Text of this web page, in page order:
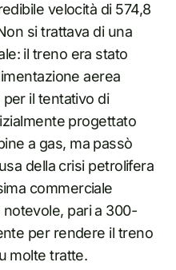
velocità di 574,8
si trattava di una
il treno era stato
aerea
il tentativo di
progettato
a gas, ma passò
della crisi petrolifera
commerciale
pari a 300-
per rendere il treno
molte tratte.